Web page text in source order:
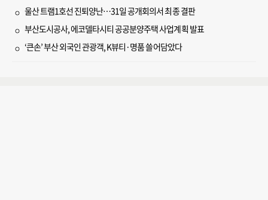
울산 트램1호선 진퇴양난…31일 공개회의서 최종 결판
부산도시공사, 에코델타시티 공공분양주택 사업계획 발표
‘큰손’ 부산 외국인 관광객, K뷰티·명품 쓸어담았다